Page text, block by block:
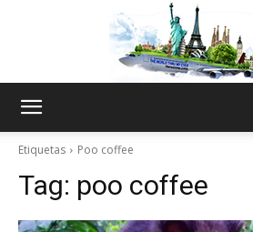
Etiquetas Poo coffee
Tag: poo coffee